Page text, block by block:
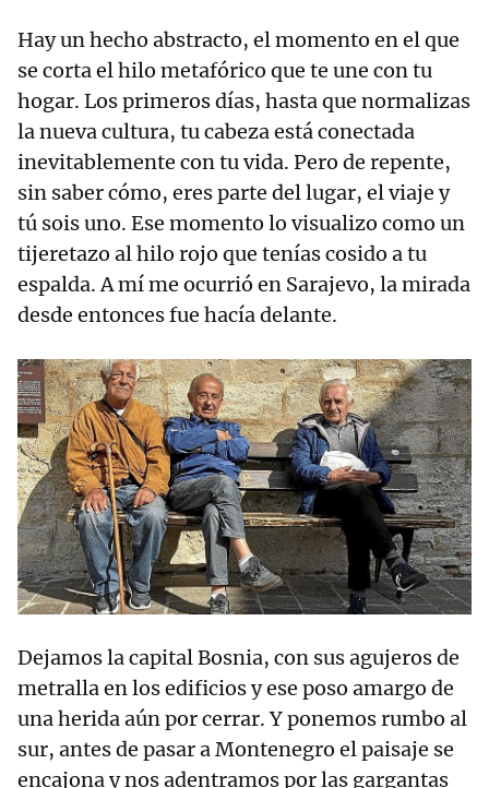
Hay un hecho abstracto, el momento en el que
se corta el hilo metafórico que te une con tu
hogar. Los primeros días, hasta que normalizas
la nueva cultura, tu cabeza está conectada
inevitablemente con tu vida. Pero de repente,
sin saber cómo, eres parte del lugar, el viaje y
tú sois uno. Ese momento lo visualizo como un
tijeretazo al hilo rojo que tenías cosido a tu
espalda. A mí me ocurrió en Sarajevo, la mirada
desde entonces fue hacía delante.
Dejamos la capital Bosnia, con sus agujeros de
metralla en los edificios y ese poso amargo de
una herida aún por cerrar. Y ponemos rumbo al
sur, antes de pasar a Montenegro el paisaje se
encajona y nos adentramos por las gargantas